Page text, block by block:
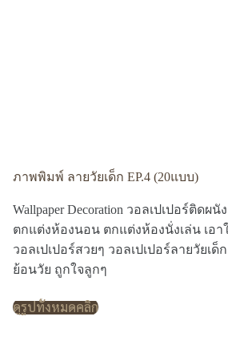
ภาพพิมพ์ ลายวัยเด็ก EP.4 (20แบบ)
Wallpaper Decoration วอลเปเปอร์ติดผ
ตกแต่งห้องนอน ตกแต่งห้องนั่งเล่น เอา
วอลเปเปอร์สวยๆ วอลเปเปอร์ลายวัยเ
ย้อนวัย ถูกใจลูกๆ
ดูรูปทั้งหมดคลิก